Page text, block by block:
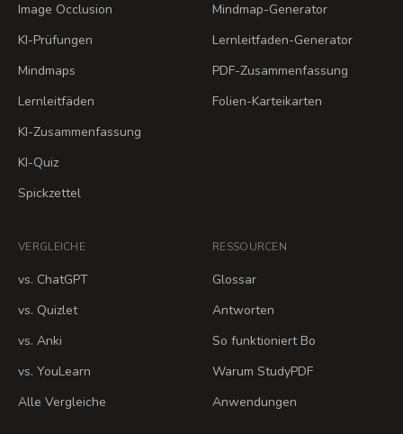
Image Occlusion
KI-Prüfungen
Mindmaps
Lernleitfäden
KI-Zusammenfassung
KI-Quiz
Spickzettel
Mindmap-Generator
Lernleitfaden-Generator
PDF-Zusammenfassung
Folien-Karteikarten
VERGLEICHE
vs. ChatGPT
vs. Quizlet
vs. Anki
vs. YouLearn
Alle Vergleiche
RESSOURCEN
Glossar
Antworten
So funktioniert Bo
Warum StudyPDF
Anwendungen